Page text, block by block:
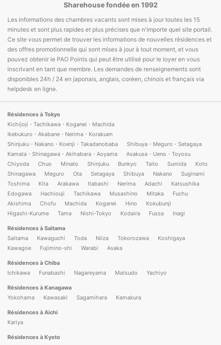
Sharehouse fondée en 1992
Les informations des chambres vacants sont mises à jour toutes les 15
minutes et sont plus rapides et plus précises que n'importe quel site portail.
Ce site vous permet de trouver les informations de nouvelles résidences et
des offres promotionnelle qui sont mises à jour à tout moment, et vous
pouvez obtenir le PAO Points qui peut être utilisé pour le loyer en vous
inscrivant en tant que membre. Les demandes de renseignements sont
disponibles 24h / 24 en japonais, anglais, coréen, chinois et français via
helpdesk en ligne.
Résidences à Tokyo
Kichijoji・Tachikawa・Koganei・Machida
Ikebukuro・Akabane・Nerima・Korakuen
Shinjuku・Nakano・Koenji・Takadanobaba
Shibuya・Meguro・Setagaya
Kamata・Shinagawa・Akihabara・Aoyama
Asakusa・Ueno・Toyosu
Chiyoda
Chuo Minato Shinjuku Bunkyo Taito Sumida
Koto
Shinagawa
Meguro Ota Setagaya Shibuya Nakano
Suginami
Toshima
Kita Arakawa Itabashi Nerima Adachi
Katsushika
Edogawa
Hachiouji Tachikawa Musashino Mitaka
Fuchu
Akishima
Chofu Machida Koganei Hino
Kokubunji
Higashi-Kurume
Tama Nishi-Tokyo Kodaira Fussa Inagi
Résidences à Saitama
Saitama
Kawaguchi Toda Niiza Tokorozawa
Koshigaya
Kawagoe
Fujimino-shi Warabi Asaka
Résidences à Chiba
Ichikawa
Funabashi Nagareyama Matsudo Yachiyo
Résidences à Kanagawa
Yokohama
Kawasaki Sagamihara Kamakura
Résidences à Aichi
Kariya
Résidences à Kyoto